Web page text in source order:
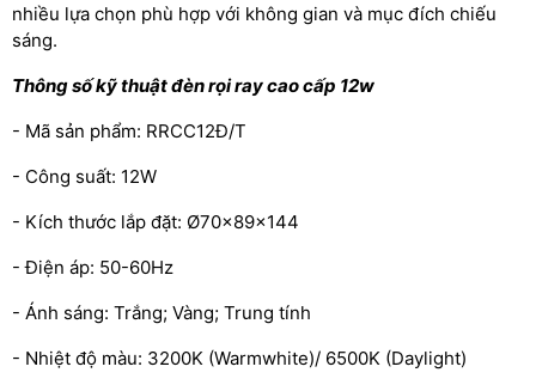
nhiều lựa chọn phù hợp với không gian và mục đích chiếu
sáng.
Thông số kỹ thuật đèn rọi ray cao cấp 12w
- Mã sản phẩm: RRCC12Đ/T
- Công suất: 12W
- Kích thước lắp đặt: Ø70x89x144
- Điện áp: 50-60Hz
- Ánh sáng: Trắng; Vàng; Trung tính
- Nhiệt độ màu: 3200K (Warmwhite)/ 6500K (Daylight)